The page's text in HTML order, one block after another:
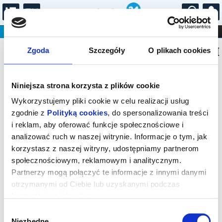
Zgoda Szczegóły O plikach cookies
Niniejsza strona korzysta z plików cookie
Wykorzystujemy pliki cookie w celu realizacji usług
zgodnie z Polityką cookies, do spersonalizowania treści
i reklam, aby oferować funkcje społecznościowe i
analizować ruch w naszej witrynie. Informacje o tym, jak
korzystasz z naszej witryny, udostępniamy partnerom
społecznościowym, reklamowym i analitycznym.
Partnerzy mogą połączyć te informacje z innymi danymi
otrzymanymi od Ciebie lub uzyskanymi podczas
...
FILHARMONIA OPERA I BALET
STAND-UP
DLA DZIECI
Bilety na: KONCERTY PRZY ŚWIECACH
Warszawa, Podwale 13/15
14.08.2026, g. 21:00 (piątek)
cena - od 95,00 pln
Organizator: Agencja Koncertowa PRESTO 2 Marcin